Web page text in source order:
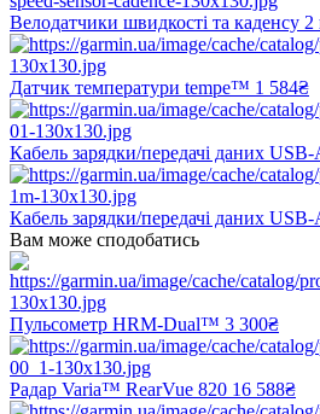
Велодатчики швидкості та каденсу 2
Датчик температури tempe™ 1 584₴
Кабель зарядки/передачі даних
Кабель зарядки/передачі даних
Вам може сподобатись
Пульсометр HRM-Dual™ 3 300₴
Радар Varia™ RearVue 820 16 588₴